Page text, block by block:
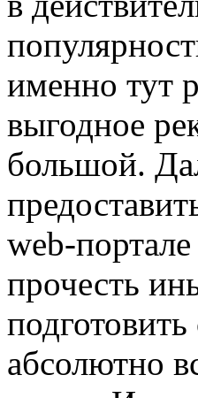
именно тут
выгодное
большой.
web-
прочесть
абсолютно